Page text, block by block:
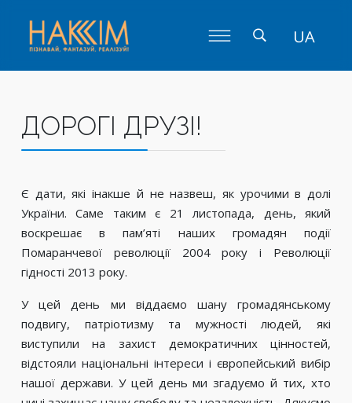
UA
ДОРОГІ ДРУЗІ!
Є дати, які інакше й не назвеш, як урочими в долі
України. Саме таким є 21 листопада, день, який
воскрешає в пам’яті наших громадян події
Помаранчевої революції 2004 року і Революції
гідності 2013 року.
У цей день ми віддаємо шану громадянському
подвигу, патріотизму та мужності людей, які
виступили на захист демократичних цінностей,
відстояли національні інтереси і європейський вибір
нашої держави. У цей день ми згадуємо й тих, хто